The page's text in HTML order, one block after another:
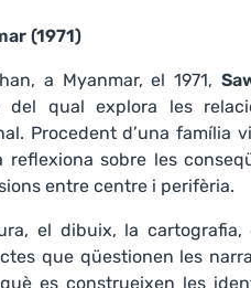
(1971)
a Myanmar, el 1971,
del qual explora les
Procedent d’una família
reflexiona sobre les
entre centre i perifèria.
el dibuix, la
que qüestionen les
es construeixen les